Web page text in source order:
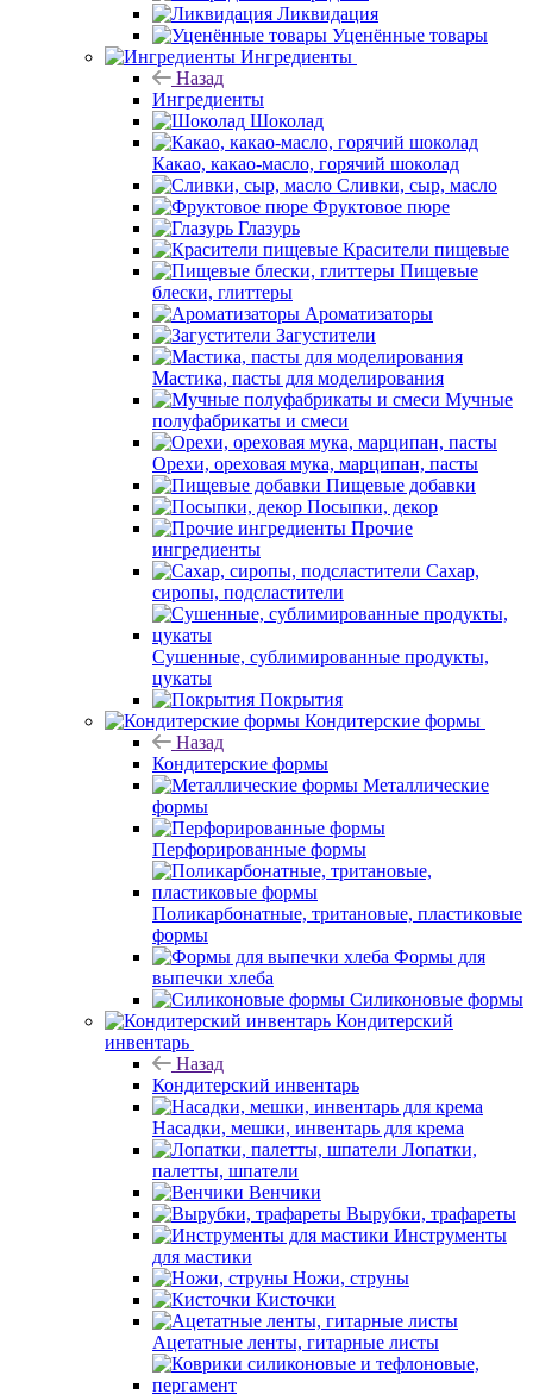
Ликвидация
Уценённые товары
Ингредиенты
Назад
Ингредиенты
Шоколад
Какао, какао-масло, горячий шоколад
Сливки, сыр, масло
Фруктовое пюре
Глазурь
Красители пищевые
Пищевые
блески, глиттеры
Ароматизаторы
Загустители
Мастика, пасты для моделирования
Мучные
полуфабрикаты и смеси
Орехи, ореховая мука, марципан, пасты
Пищевые добавки
Посыпки, декор
Прочие
ингредиенты
Сахар,
сиропы, подсластители
Сушенные, сублимированные продукты,
цукаты
Покрытия
Кондитерские формы
Назад
Кондитерские формы
Металлические
формы
Перфорированные формы
Поликарбонатные, тритановые, пластиковые
формы
Формы для
выпечки хлеба
Силиконовые формы
Кондитерский
инвентарь
Назад
Кондитерский инвентарь
Насадки, мешки, инвентарь для крема
Лопатки,
палетты, шпатели
Венчики
Вырубки, трафареты
Инструменты
для мастики
Ножи, струны
Кисточки
Ацетатные ленты, гитарные листы